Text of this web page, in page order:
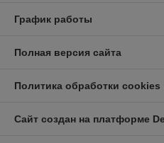
График работы
Полная версия сайта
Политика обработки cookies
Сайт создан на платформе